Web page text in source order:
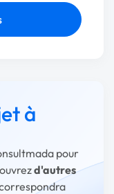
à
pour
d'autres